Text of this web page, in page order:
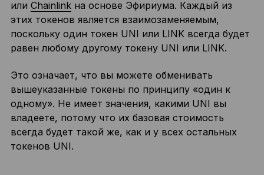
или Chainlinkна основе Эфириума. Каждый из
этих токенов является взаимозаменяемым,
поскольку один токен UNI или LINK всегда будет
равен любому другому токену UNI или LINK.
Это означает, что вы можете обменивать
вышеуказанные токены по принципу «один к
одному». Не имеет значения, какими UNI вы
владеете, потому что их базовая стоимость
всегда будет такой же, как и у всех остальных
токенов UNI.